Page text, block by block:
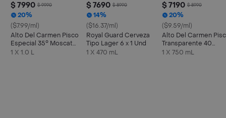
$ 7990 $ 9990
20%
($7.99/ml)
Alto Del Carmen Pisco
Especial 35° Moscatel
100% Uvas Finas 1 L
1 X 1.0 L
$ 7690 $ 8990
14%
($16.37/ml)
Royal Guard Cerveza
Tipo Lager 6 x 1 Und
1 X 470 mL
$ 7190 $ 8990
20%
($9.59/ml)
Alto Del Carmen
Transparente 40
Grados 750 cc
1 X 750 mL